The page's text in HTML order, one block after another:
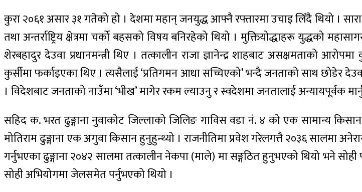
कुरा २०६१ असार ३१ गतेको हो । देशमा महान् जनयुद्ध आफ्नै रफ्तारमा उचाइ लिँदै थियो । सारा
तथा अन्तर्राष्ट्रिय क्षेत्रमा चर्को बहसको विषय बनिरहेको थियो । मुक्तियोद्धाहरू युद्धको
शेरबहादुर देउवा प्रधानमन्त्री थिए । तत्कालीन राजा ज्ञानेन्द्र शाहबाट असक्षमताको
कुर्सीमा फर्काइएका थिए । त्यसैलाई ‘प्रतिगमन आधा सच्चिएको’ भन्दै जनताको साथ छोडेर
। विदेशबाट जनताको नाउँमा ‘भीख’ मागेर रकम ल्याउनु र स्वदेशमा जनतालाई अन्यायपूर्वक
सहिद क. भरत ढुङ्गाना नुवाकोट जिल्लाको जिलिङ गाविस वडा नं. ४ को एक सामान्य
मोतिराम ढुङ्गाना एक अगुवा किसान हुनुहुन्थ्यो । राजनीतिमा प्रवेश गरेलगत्तै २०३६ सालमा
गर्नुभएका ढुङ्गाना २०४२ सालमा तत्कालीन नेकपा (माले) मा सङ्गठित हुनुभएको थियो भने
सोही अभियोगमा जेलसमेत पर्नुभएको थियो ।